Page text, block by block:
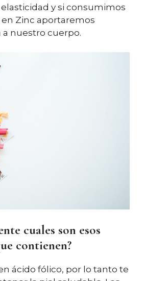
elasticidad y si consumimos
Zinc aportaremos
nuestro cuerpo.
cuales son esos
contienen?
ácido fólico, por lo tanto te